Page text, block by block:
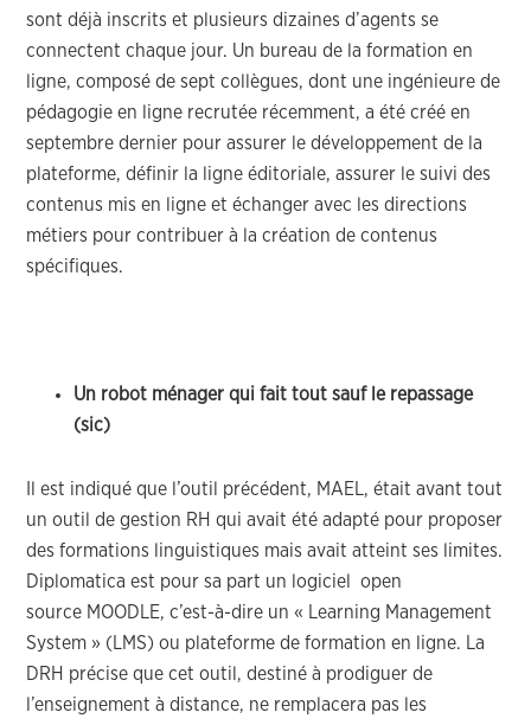
sont déjà inscrits et plusieurs dizaines d’agents se
connectent chaque jour. Un bureau de la formation en
ligne, composé de sept collègues, dont une ingénieure de
pédagogie en ligne recrutée récemment, a été créé en
septembre dernier pour assurer le développement de la
plateforme, définir la ligne éditoriale, assurer le suivi des
contenus mis en ligne et échanger avec les directions
métiers pour contribuer à la création de contenus
spécifiques.
Un robot ménager qui fait tout sauf le repassage
(sic)
Il est indiqué que l’outil précédent, MAEL, était avant tout
un outil de gestion RH qui avait été adapté pour proposer
des formations linguistiques mais avait atteint ses limites.
Diplomatica est pour sa part un logiciel open
source MOODLE, c’est-à-dire un « Learning Management
System » (LMS) ou plateforme de formation en ligne. La
DRH précise que cet outil, destiné à prodiguer de
l’enseignement à distance, ne remplacera pas les